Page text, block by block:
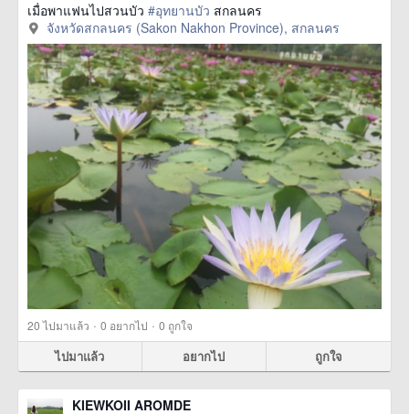
เมื่อพาแฟนไปสวนบัว #อุทยานบัว สกลนคร
จังหวัดสกลนคร (Sakon Nakhon Province), สกลนคร
20ไปมาแล้ว · 0 อยากไป · 0 ถูกใจ
ไปมาแล้ว อยากไป ถูกใจ
KIEWKOII AROMDE